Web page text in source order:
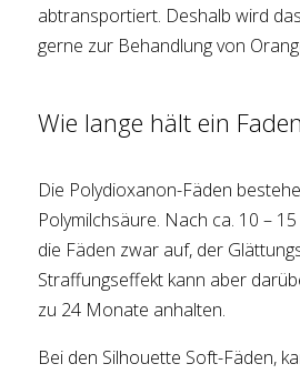
abtransportiert. Deshalb wird
gerne zur Behandlung von
Wie lange hält ein
Die Polydioxanon-Fäden
Polymilchsäure. Nach ca. 10 –
die Fäden zwar auf, der
Straffungseffekt kann aber
zu 24 Monate anhalten.
Bei den Silhouette Soft-Fäden,